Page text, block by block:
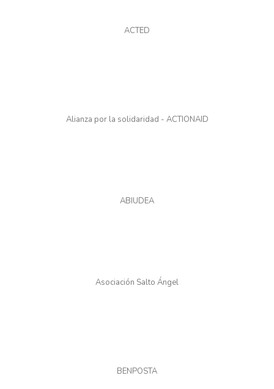
ACTED
Alianza por la solidaridad - ACTIONAID
ABIUDEA
Asociación Salto Ángel
BENPOSTA